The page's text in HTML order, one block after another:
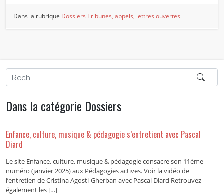
Dans la rubrique Dossiers Tribunes, appels, lettres ouvertes
Dans la catégorie Dossiers
Enfance, culture, musique & pédagogie s’entretient avec Pascal
Diard
Le site Enfance, culture, musique & pédagogie consacre son 11ème
numéro (janvier 2025) aux Pédagogies actives. Voir la vidéo de
l’entretien de Cristina Agosti-Gherban avec Pascal Diard Retrouvez
également les […]